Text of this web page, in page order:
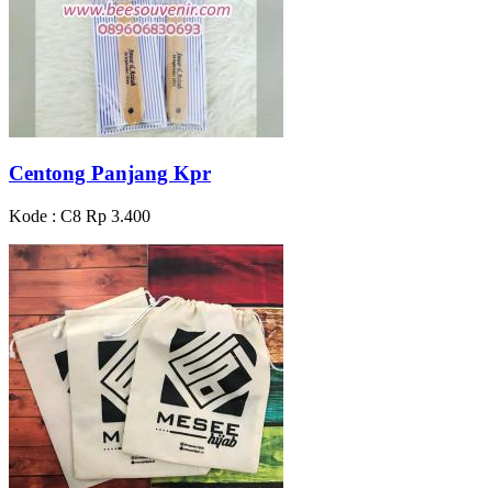
Centong Panjang Kpr
Kode : C8 Rp 3.400